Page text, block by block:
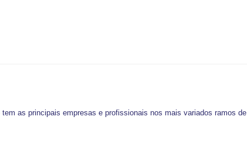
as principais empresas e profissionais nos mais variados ramos de